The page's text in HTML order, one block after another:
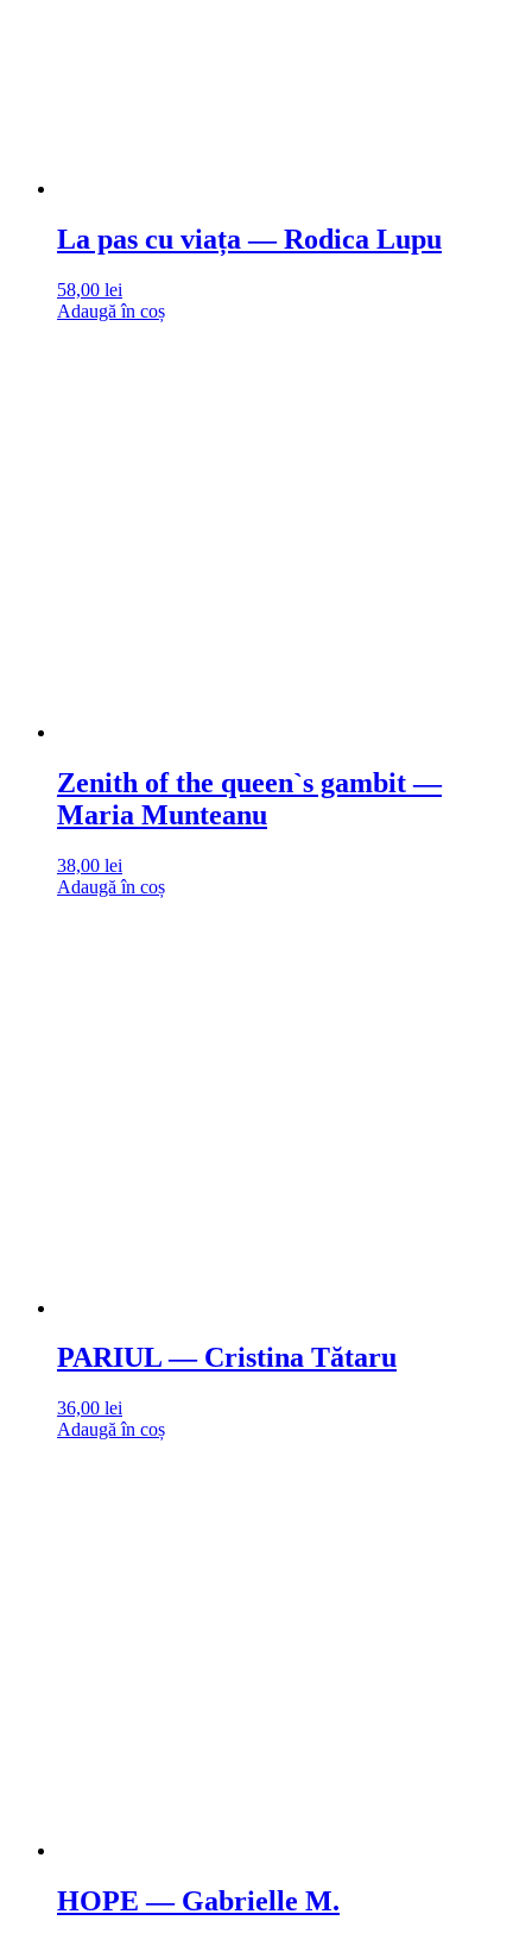
La pas cu viața — Rodica Lupu
58,00 lei
Adaugă în coș
Zenith of the queen`s gambit —
Maria Munteanu
38,00 lei
Adaugă în coș
PARIUL — Cristina Tătaru
36,00 lei
Adaugă în coș
HOPE — Gabrielle M.